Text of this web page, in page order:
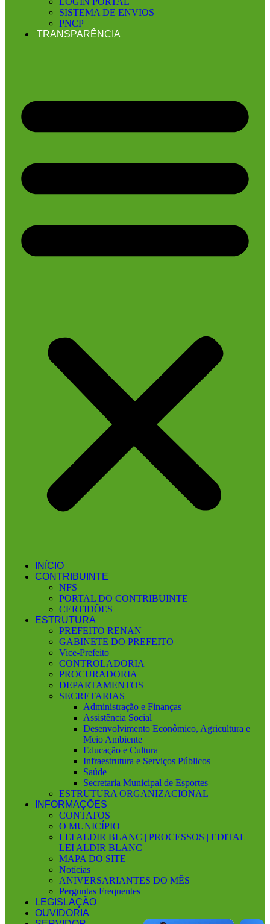
SISTEMA DE ENVIOS
PNCP
TRANSPARÊNCIA
INÍCIO
CONTRIBUINTE
NFS
PORTAL DO CONTRIBUINTE
CERTIDÕES
ESTRUTURA
PREFEITO RENAN
GABINETE DO PREFEITO
Vice-Prefeito
CONTROLADORIA
PROCURADORIA
DEPARTAMENTOS
SECRETARIAS
Administração e Finanças
Assistência Social
Desenvolvimento Econômico, Agricultura e
Meio Ambiente
Educação e Cultura
Infraestrutura e Serviços Públicos
Saúde
Secretaria Municipal de Esportes
ESTRUTURA ORGANIZACIONAL
INFORMAÇÕES
CONTATOS
O MUNICÍPIO
LEI ALDIR BLANC | PROCESSOS | EDITAL
LEI ALDIR BLANC
MAPA DO SITE
Notícias
ANIVERSARIANTES DO MÊS
Perguntas Frequentes
LEGISLAÇÃO
OUVIDORIA